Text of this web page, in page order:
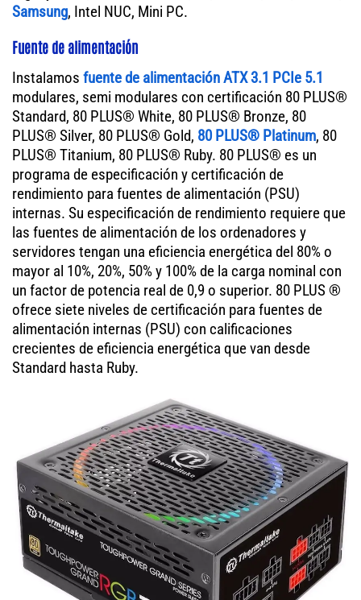
Samsung, Intel NUC, Mini PC.
Fuente de alimentación
Instalamos fuente de alimentación ATX 3.1 PCIe 5.1
modulares, semi modulares con certificación 80 PLUS®
Standard, 80 PLUS® White, 80 PLUS® Bronze, 80
PLUS® Silver, 80 PLUS® Gold, 80 PLUS® Platinum, 80
PLUS® Titanium, 80 PLUS® Ruby. 80 PLUS® es un
programa de especificación y certificación de
rendimiento para fuentes de alimentación (PSU)
internas. Su especificación de rendimiento requiere que
las fuentes de alimentación de los ordenadores y
servidores tengan una eficiencia energética del 80% o
mayor al 10%, 20%, 50% y 100% de la carga nominal con
un factor de potencia real de 0,9 o superior. 80 PLUS ®
ofrece siete niveles de certificación para fuentes de
alimentación internas (PSU) con calificaciones
crecientes de eficiencia energética que van desde
Standard hasta Ruby.